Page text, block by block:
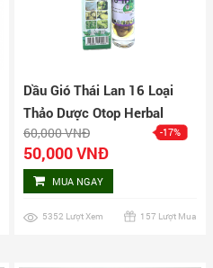
Dầu Gió Thái Lan 16 Loại
Thảo Dược Otop Herbal
Liquid Balm Yatim Brand
60,000 VNĐ -17%
50,000 VNĐ
MUA NGAY
5352 Lượt Xem 157 Lượt Mua